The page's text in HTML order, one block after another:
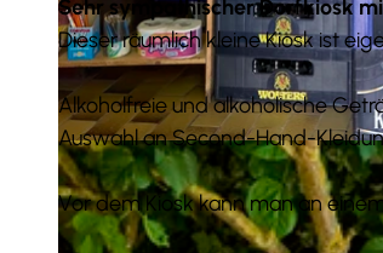
© Anna Meurer | CC-BY-SA
Sehr sympathischer Dorfkiosk
Dieser räumlich kleine Kiosk ist
Alkoholfreie und alkoholische
Auswahl an Second-Hand-
Vor dem Kiosk kann man an